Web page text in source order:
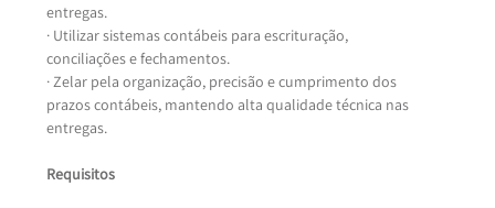
entregas.
· Utilizar sistemas contábeis para escrituração,
conciliações e fechamentos.
· Zelar pela organização, precisão e cumprimento dos
prazos contábeis, mantendo alta qualidade técnica nas
entregas.
Requisitos